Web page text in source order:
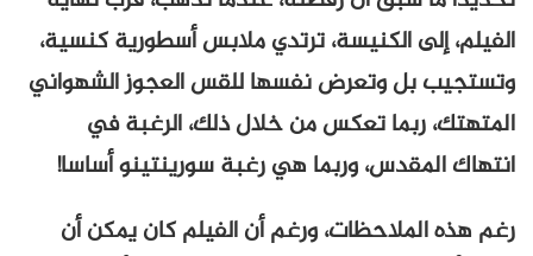
الفيلم، إلى الكنيسة، ترتدي ملابس أسطورية كنسية،
وتستجيب بل وتعرض نفسها للقس العجوز الشهواني
المتهتك، ربما تعكس من خلال ذلك، الرغبة في
انتهاك المقدس، وربما هي رغبة سورينتينو أساسا!
رغم هذه الملاحظات، ورغم أن الفيلم كان يمكن أن